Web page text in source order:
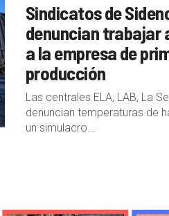
Sindicatos de
denuncian trabajar
a la empresa de
producción
Las centrales ELA, LAB, La
denuncian temperaturas de
un simulacro...